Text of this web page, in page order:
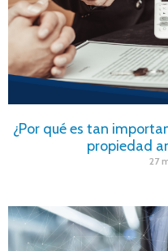
¿Por qué es tan
propiedad
27